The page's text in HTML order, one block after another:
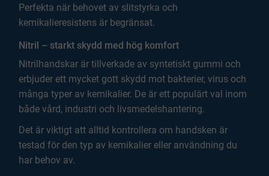
Perfekta när behovet av slitstyrka och
kemikalieresistens är begränsat.
Nitril – starkt skydd med hög komfort
Nitrilhandskar är tillverkade av syntetiskt gummi och
erbjuder ett mycket gott skydd mot bakterier, virus och
många typer av kemikalier. De är ett populärt val inom
både vård, industri och livsmedelshantering.
Det är viktigt att alltid kontrollera om handsken är
testad för den typ av kemikalier eller användning du
har behov av.